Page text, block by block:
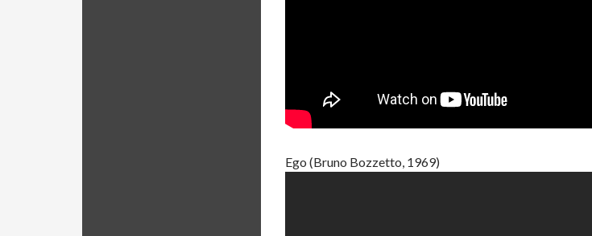
Ego (Bruno Bozzetto, 1969)